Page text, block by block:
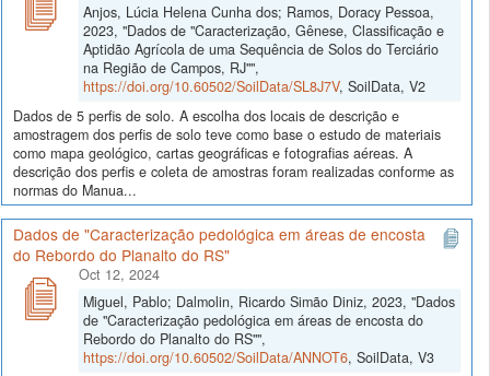
Anjos, Lúcia Helena Cunha dos; Ramos, Doracy Pessoa,
2023, "Dados de "Caracterização, Gênese, Classificação e
Aptidão Agrícola de uma Sequência de Solos do Terciário
na Região de Campos, RJ"",
https://doi.org/10.60502/SoilData/SL8J7V, SoilData, V2
Dados de 5 perfis de solo. A escolha dos locais de descrição e
amostragem dos perfis de solo teve como base o estudo de materiais
como mapa geológico, cartas geográficas e fotografias aéreas. A
descrição dos perfis e coleta de amostras foram realizadas conforme as
normas do Manua...
Dados de "Caracterização pedológica em áreas de encosta
do Rebordo do Planalto do RS"
Oct 12, 2024
Miguel, Pablo; Dalmolin, Ricardo Simão Diniz, 2023, "Dados
de "Caracterização pedológica em áreas de encosta do
Rebordo do Planalto do RS"",
https://doi.org/10.60502/SoilData/ANNOT6, SoilData, V3